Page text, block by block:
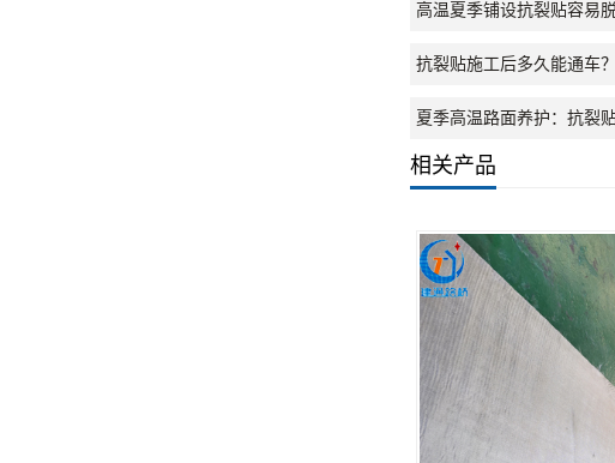
高温夏季铺设抗裂贴容易
抗裂贴施工后多久能通车
夏季高温路面养护：抗裂
相关产品